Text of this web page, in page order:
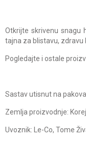
Otkrijte skrivenu snagu
tajna za blistavu, zdravu
Pogledajte i ostale
Sastav utisnut na
Zemlja proizvodnje:
Uvoznik: Le-Co, Tome